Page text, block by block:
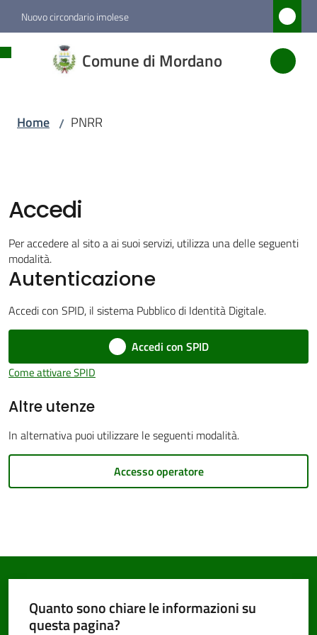
Vai al contenuto
Vai alla navigazione
Vai al footer
Nuovo circondario imolese
Comune di Mordano
di
Servizi
Vivere
Menu selezionato
Servizi
line
Seguici
Home / PNRR
Accedi
Per accedere al sito a ai suoi servizi, utilizza una delle seguenti
modalità.
Autenticazione
Accedi con SPID, il sistema Pubblico di Identità Digitale.
Accedi con SPID
Come attivare SPID
Altre utenze
In alternativa puoi utilizzare le seguenti modalità.
Accesso operatore
Quanto sono chiare le informazioni su
questa pagina?